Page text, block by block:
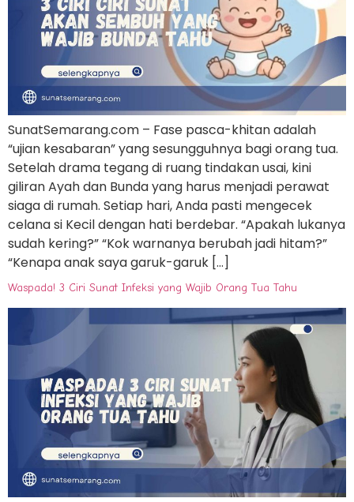
SunatSemarang.com – Fase pasca-khitan adalah
“ujian kesabaran” yang sesungguhnya bagi orang tua.
Setelah drama tegang di ruang tindakan usai, kini
giliran Ayah dan Bunda yang harus menjadi perawat
siaga di rumah. Setiap hari, Anda pasti mengecek
celana si Kecil dengan hati berdebar. “Apakah lukanya
sudah kering?” “Kok warnanya berubah jadi hitam?”
“Kenapa anak saya garuk-garuk […]
Waspada! 3 Ciri Sunat Infeksi yang Wajib Orang Tua Tahu